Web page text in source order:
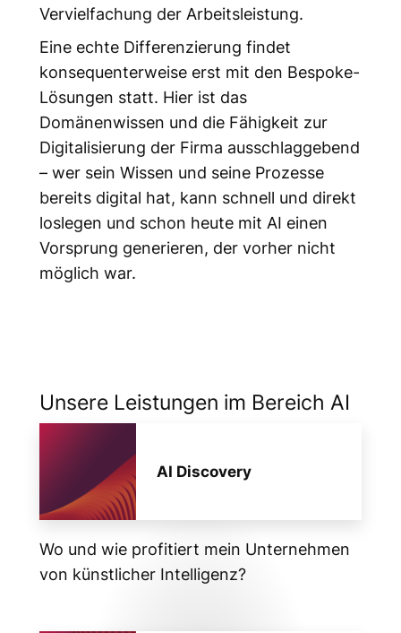
Vervielfachung der Arbeitsleistung.
Eine echte Differenzierung findet
konsequenterweise erst mit den Bespoke-
Lösungen statt. Hier ist das
Domänenwissen und die Fähigkeit zur
Digitalisierung der Firma ausschlaggebend
– wer sein Wissen und seine Prozesse
bereits digital hat, kann schnell und direkt
loslegen und schon heute mit AI einen
Vorsprung generieren, der vorher nicht
möglich war.
Unsere Leistungen im Bereich AI
AI Discovery
Wo und wie profitiert mein Unternehmen
von künstlicher Intelligenz?